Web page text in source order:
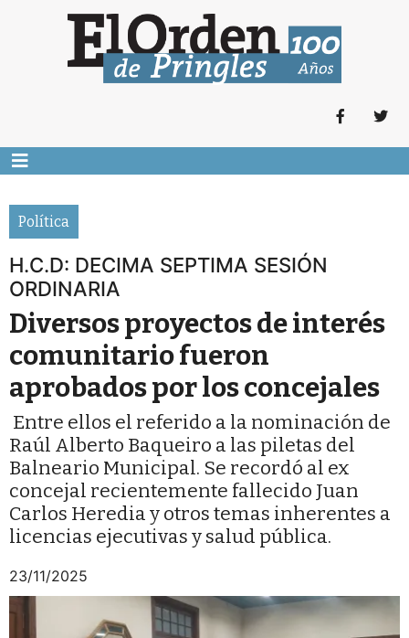
Política
H.C.D: DECIMA SEPTIMA SESIÓN
ORDINARIA
Diversos proyectos de interés
comunitario fueron
aprobados por los concejales
Entre ellos el referido a la nominación de
Raúl Alberto Baqueiro a las piletas del
Balneario Municipal. Se recordó al ex
concejal recientemente fallecido Juan
Carlos Heredia y otros temas inherentes a
licencias ejecutivas y salud pública.
23/11/2025